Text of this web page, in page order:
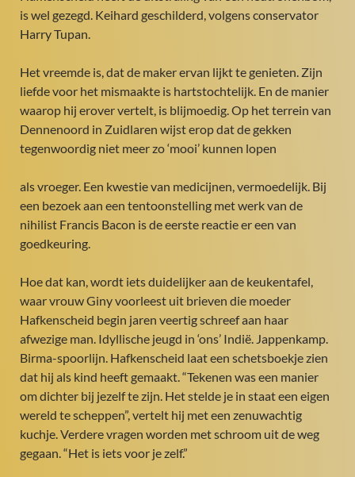
is wel gezegd. Keihard geschilderd, volgens conservator
Harry Tupan.
Het vreemde is, dat de maker ervan lijkt te genieten. Zijn
liefde voor het mismaakte is hartstochtelijk. En de manier
waarop hij erover vertelt, is blijmoedig. Op het terrein van
Dennenoord in Zuidlaren wijst erop dat de gekken
tegenwoordig niet meer zo ‘mooi’ kunnen lopen
als vroeger. Een kwestie van medicijnen, vermoedelijk. Bij
een bezoek aan een tentoonstelling met werk van de
nihilist Francis Bacon is de eerste reactie er een van
goedkeuring.
Hoe dat kan, wordt iets duidelijker aan de keukentafel,
waar vrouw Giny voorleest uit brieven die moeder
Hafkenscheid begin jaren veertig schreef aan haar
afwezige man. Idyllische jeugd in ‘ons’ Indië. Jappenkamp.
Birma-spoorlijn. Hafkenscheid laat een schetsboekje zien
dat hij als kind heeft gemaakt. “Tekenen was een manier
om dichter bij jezelf te zijn. Het stelde je in staat een eigen
wereld te scheppen”, vertelt hij met een zenuwachtig
kuchje. Verdere vragen worden met schroom uit de weg
gegaan. “Het is iets voor je zelf.”